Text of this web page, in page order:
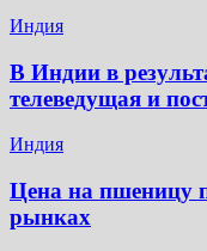
Индия
В Индии в
телеведущая и
Индия
Цена на пшеницу
рынках